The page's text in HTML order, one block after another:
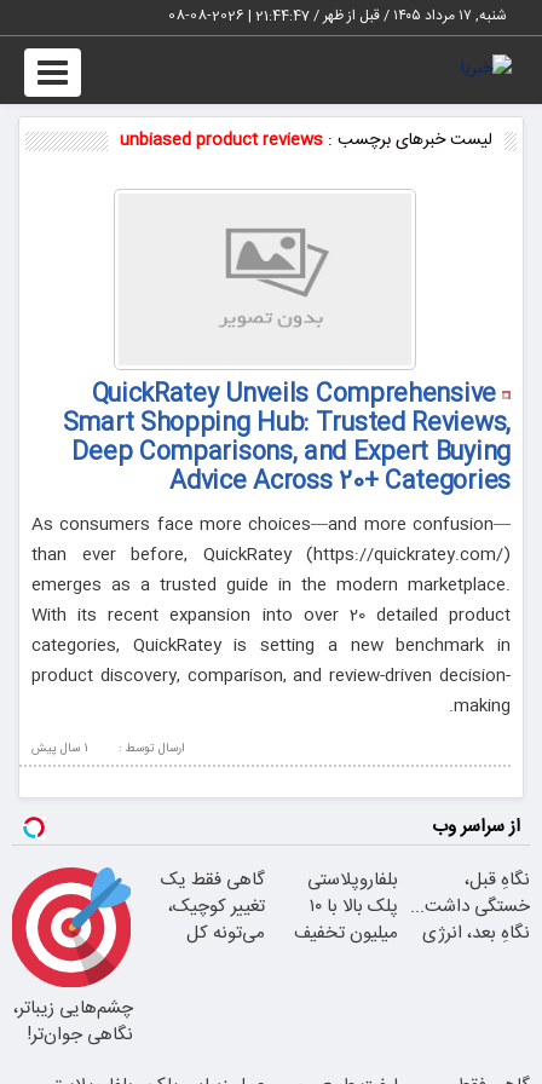
شنبه, ۱۷ مرداد ۱۴۰۵ / قبل از ظهر / 21:44:47
|
2026-08-08
Toggle
لیست خبرهای برچسب : unbiased product reviews
QuickRatey Unveils Comprehensive
Smart Shopping Hub: Trusted Reviews,
Deep Comparisons, and Expert Buying
Advice Across 20+ Categories
As consumers face more choices—and more confusion—
than ever before, QuickRatey (https://quickratey.com/)
emerges as a trusted guide in the modern marketplace.
With its recent expansion into over 20 detailed product
categories, QuickRatey is setting a new benchmark in
product discovery, comparison, and review-driven decision-
making.
1 سال پيش ارسال توسط :
از سراسر وب
نگاهِ قبل،
خستگی داشت...
نگاهِ بعد، انرژی
بلفاروپلاستی
پلک بالا با ۱۰
میلیون تخفیف
گاهی فقط یک
تغییر کوچیک،
می‌تونه کل
چشم‌هایی زیباتر،
نگاهی جوان‌تر!